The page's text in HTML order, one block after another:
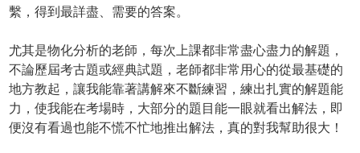
繫，得到最詳盡、需要的答案。
尤其是物化分析的老師，每次上課都非常盡心盡力的解題，
不論歷屆考古題或經典試題，老師都非常用心的從最基礎的
地方教起，讓我能靠著講解來不斷練習，練出扎實的解題能
力，使我能在考場時，大部分的題目能一眼就看出解法，即
便沒有看過也能不慌不忙地推出解法，真的對我幫助很大！